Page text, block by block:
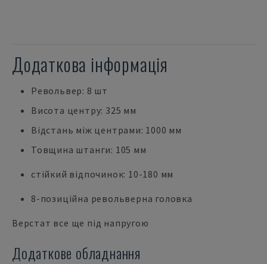
Додаткова інформація
Револьвер: 8 шт
Висота центру: 325 мм
Відстань між центрами: 1000 мм
Товщина штанги: 105 мм
стійкий відпочинок: 10-180 мм
8-позиційна револьверна головка
Верстат все ще під напругою
Додаткове обладнання